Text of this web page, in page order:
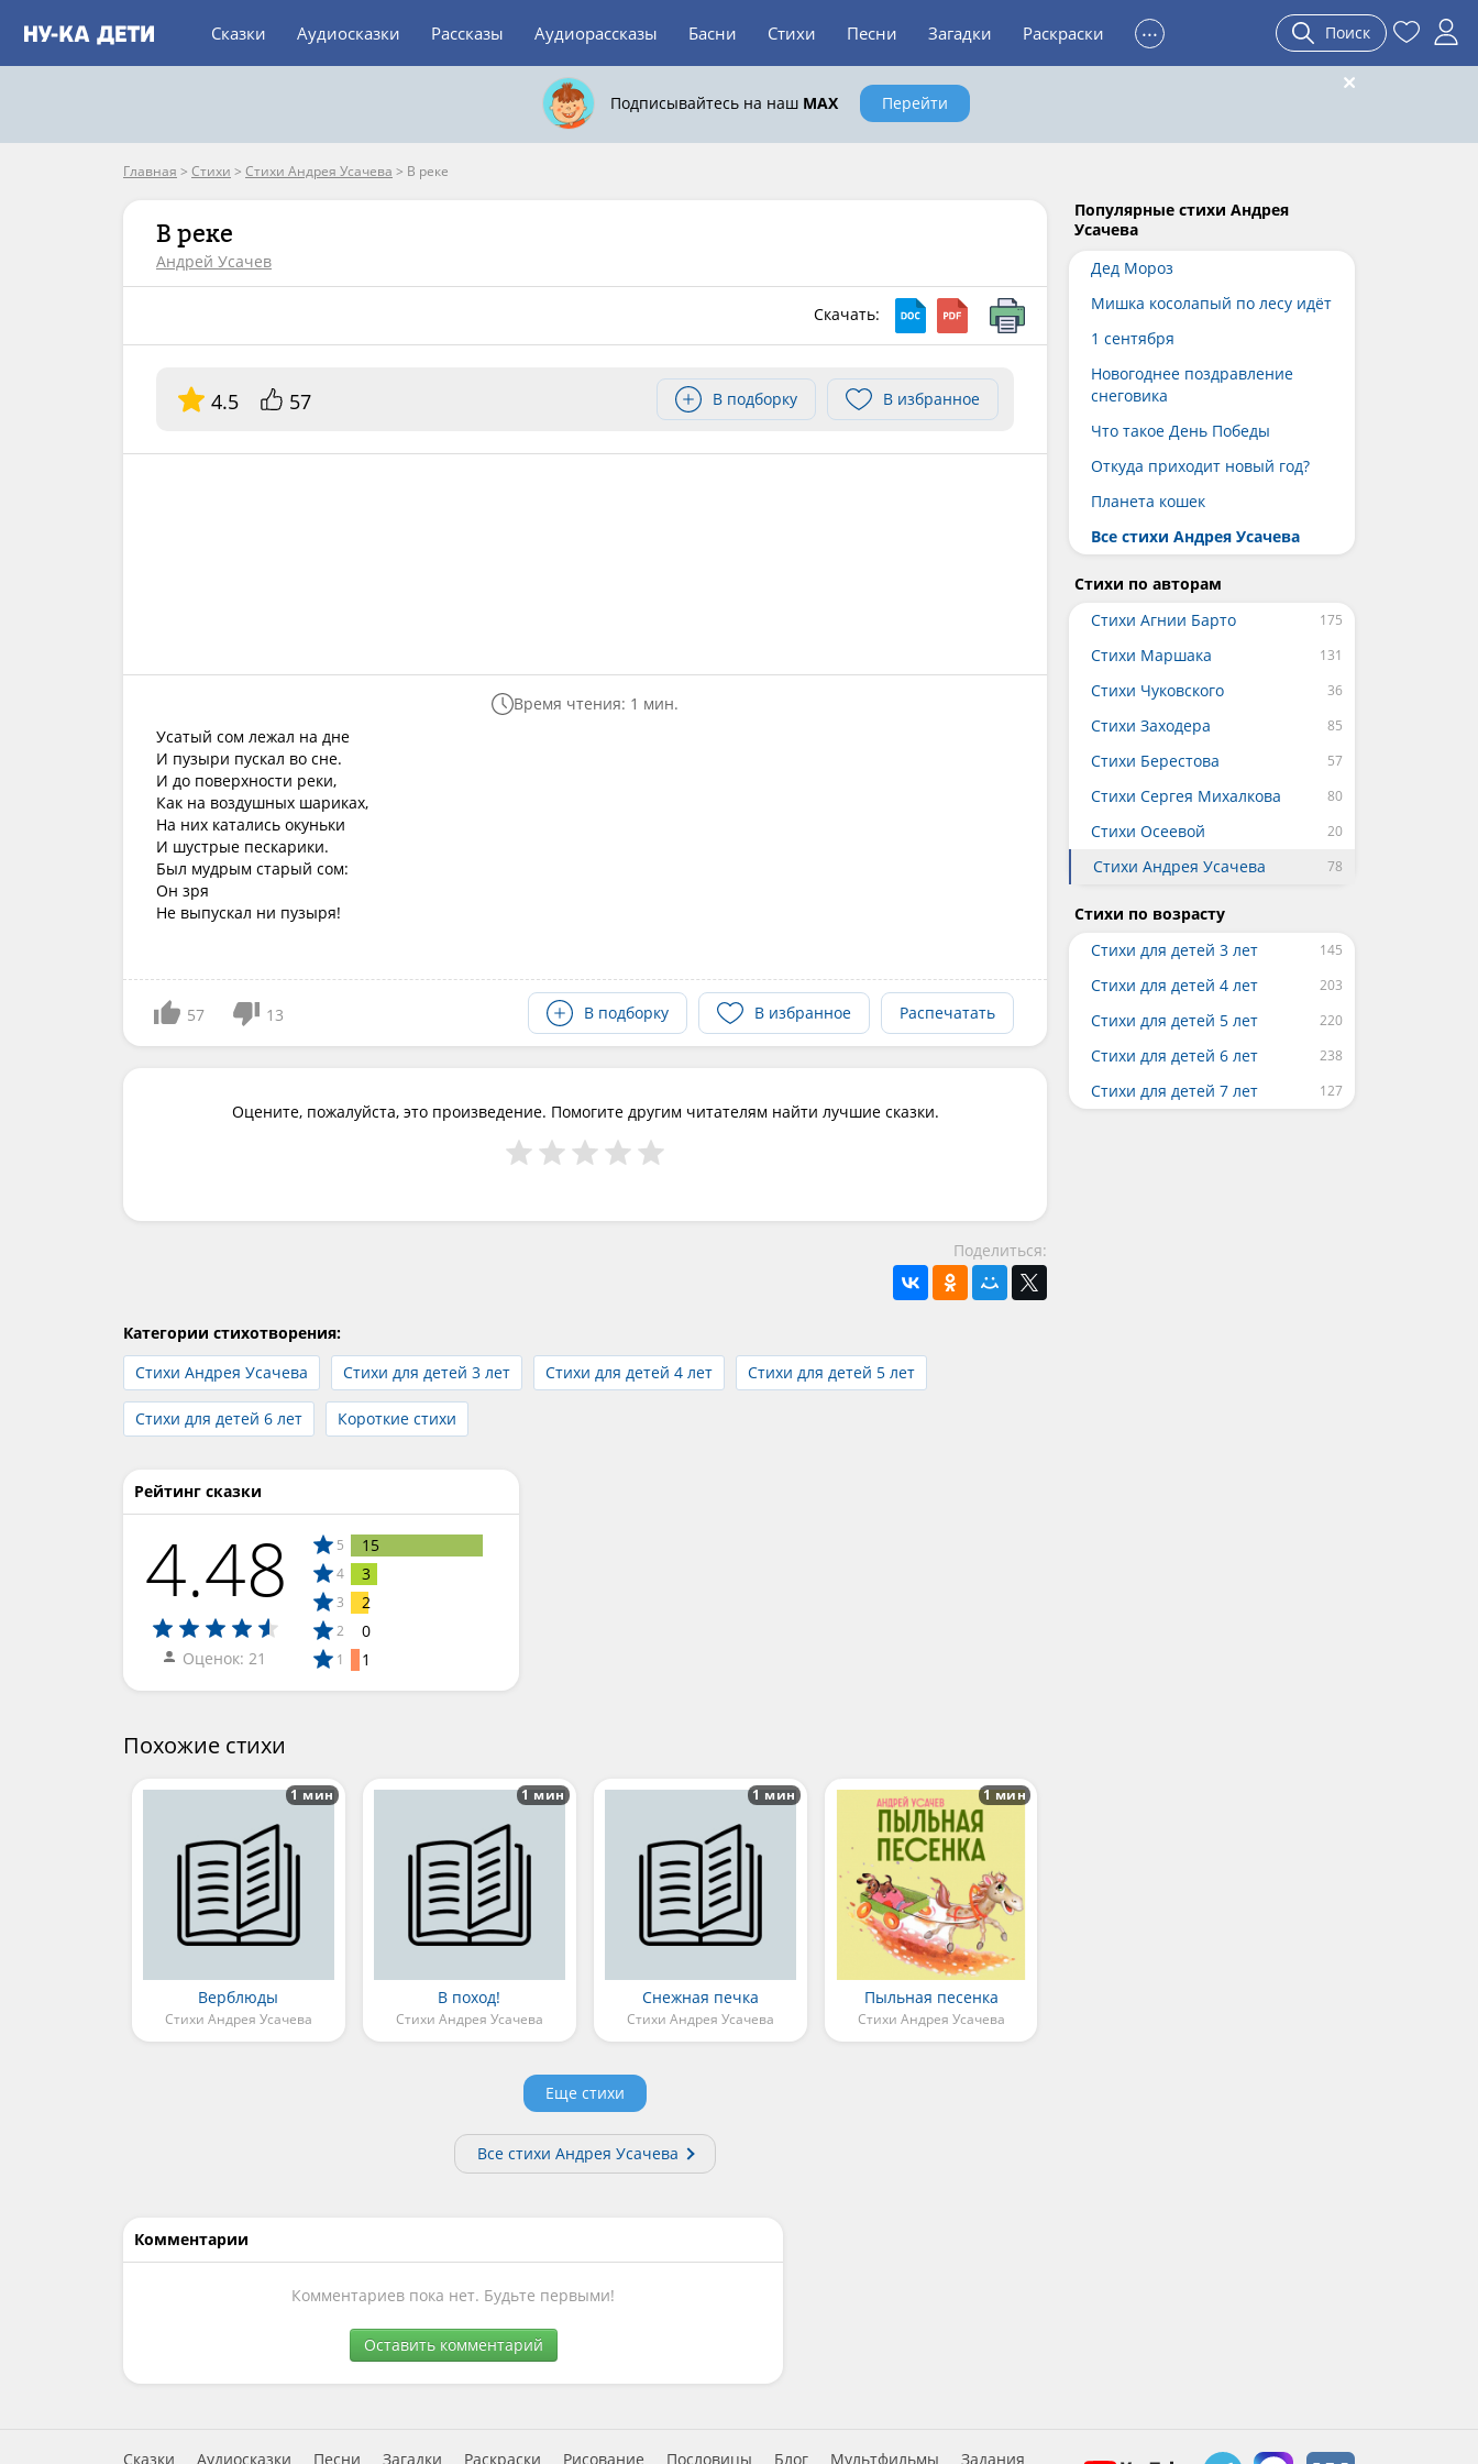
Сказки Аудиосказки Рассказы Аудиорассказы Басни Стихи Песни Загадки Раскраски ... Поиск
Подписывайтесь на наш MAX Перейти
Главная > Стихи > Стихи Андрея Усачева > В реке
В реке
Андрей Усачев
Скачать:
4.5 57 В подборку В избранное
Время чтения: 1 мин.
Усатый сом лежал на дне
И пузыри пускал во сне.
И до поверхности реки,
Как на воздушных шариках,
На них катались окуньки
И шустрые пескарики.
Был мудрым старый сом:
Он зря
Не выпускал ни пузыря!
57 13 В подборку В избранное Распечатать
Оцените, пожалуйста, это произведение. Помогите другим читателям найти лучшие сказки.
Поделиться:
Категории стихотворения:
Стихи Андрея Усачева
Стихи для детей 3 лет Стихи для детей 4 лет Стихи для детей 5 лет
Стихи для детей 6 лет Короткие стихи
Рейтинг сказки
4.48
Оценок: 21
5 15
4 3
3 2
2 0
1 1
Похожие стихи
Верблюды
Стихи Андрея Усачева
1 мин
В поход!
Стихи Андрея Усачева
1 мин
Снежная печка
Стихи Андрея Усачева
1 мин
Пыльная песенка
Стихи Андрея Усачева
1 мин
Еще стихи
Все стихи Андрея Усачева
Комментарии
Комментариев пока нет. Будьте первыми!
Оставить комментарий
Популярные стихи Андрея
Усачева
Дед Мороз
Мишка косолапый по лесу идёт
1 сентября
Новогоднее поздравление
снеговика
Что такое День Победы
Откуда приходит новый год?
Планета кошек
Все стихи Андрея Усачева
Стихи по авторам
Стихи Агнии Барто
Стихи Маршака
Стихи Чуковского
Стихи Заходера
Стихи Берестова
Стихи Сергея Михалкова
Стихи Осеевой
Стихи Андрея Усачева
Стихи по возрасту
Стихи для детей 3 лет
Стихи для детей 4 лет
Стихи для детей 5 лет
Стихи для детей 6 лет
Стихи для детей 7 лет
Сказки Аудиосказки Песни Загадки Раскраски Рисование Пословицы Блог Мультфильмы Задания